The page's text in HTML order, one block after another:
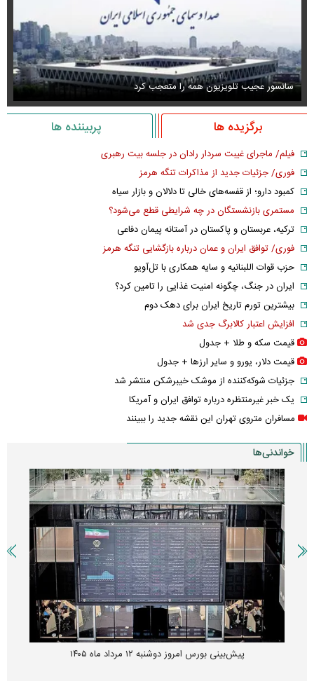
سانسور عجیب تلویزیون همه را متعجب کرد
برگزیده ها پربیننده ها
فیلم/ ماجرای غیبت سردار رادان در جلسه بیت رهبری
فوری/ جزئیات جدید از مذاکرات تنگه هرمز
کمبود دارو؛ از قفسه‌های خالی تا دلالان و بازار سیاه
مستمری بازنشستگان در چه شرایطی قطع می‌شود؟
ترکیه، عربستان و پاکستان در آستانه پیمان دفاعی
فوری/ توافق ایران و عمان درباره بازگشایی تنگه هرمز
حزب قوات اللبنانیه و سایه همکاری با تل‌آویو
ایران در جنگ، چگونه امنیت غذایی را تامین کرد؟
بیشترین تورم تاریخ ایران برای دهک دوم
افزایش اعتبار کالابرگ جدی شد
قیمت سکه و طلا + جدول
قیمت دلار، یورو و سایر ارز‌ها + جدول
جزئیات شوکه‌کننده از موشک خیبرشکن منتشر شد
یک خبر غیرمنتظره درباره توافق ایران و آمریکا
مسافران متروی تهران این نقشه جدید را ببینند
خواندنی‌ها
پیش‌بینی بورس امروز دوشنبه ۱۲ مرداد ماه ۱۴۰۵